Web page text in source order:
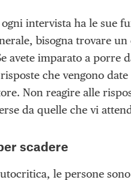
intervista ha le sue
bisogna trovare
avete imparato a porre
che vengono
Non reagire alle
da quelle che vi
scadere
le persone